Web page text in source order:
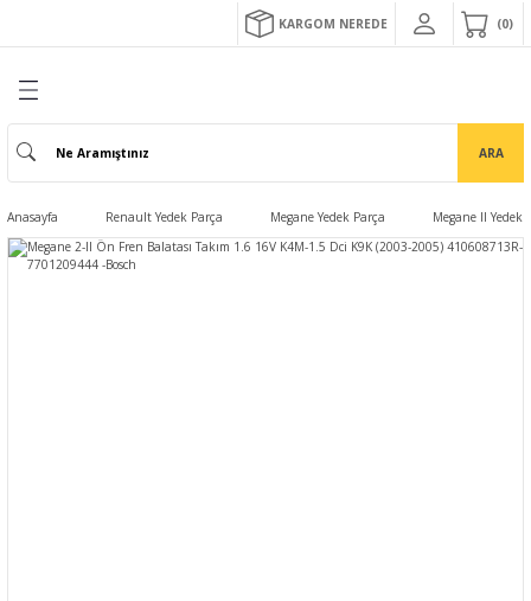
KARGOM NEREDE 0
ARA
Anasayfa Renault Yedek Parça Megane Yedek Parça Megane II Yedek